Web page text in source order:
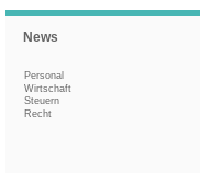
News
Personal
Wirtschaft
Steuern
Recht